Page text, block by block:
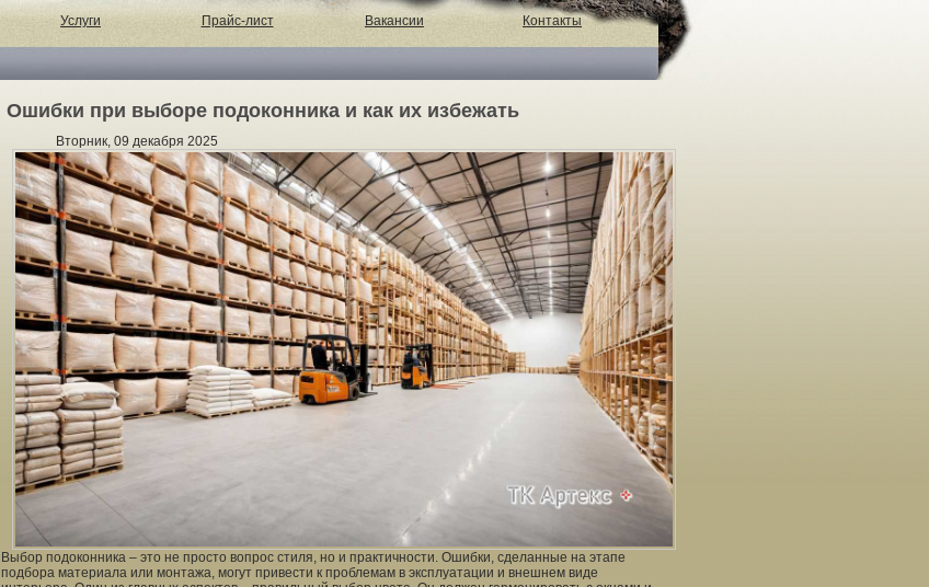
Услуги Прайс-лист Вакансии Контакты
Ошибки при выборе подоконника и как их избежать
Вторник, 09 декабря 2025
Выбор подоконника – это не просто вопрос стиля, но и практичности. Ошибки, сделанные на этапе
подбора материала или монтажа, могут привести к проблемам в эксплуатации и внешнем виде